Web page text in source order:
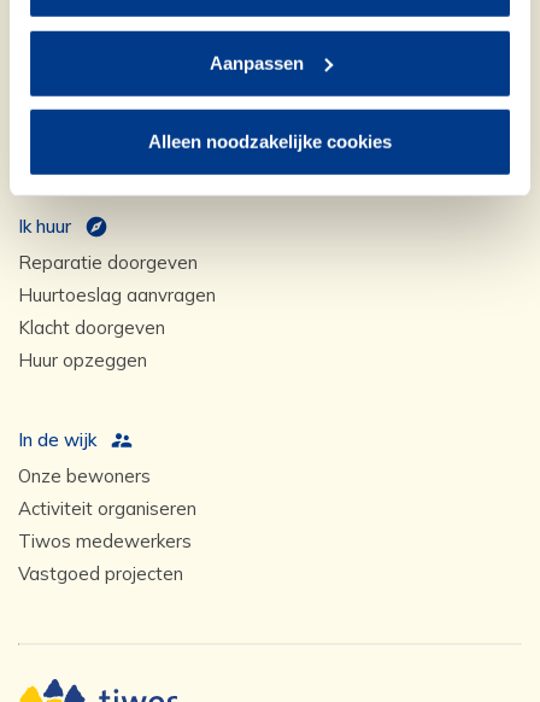
Aanpassen
Alleen noodzakelijke cookies
Ik zoek
Woningruil
Woningaanbod (WiZ)
Ik huur
Reparatie doorgeven
Huurtoeslag aanvragen
Klacht doorgeven
Huur opzeggen
In de wijk
Onze bewoners
Activiteit organiseren
Tiwos medewerkers
Vastgoed projecten